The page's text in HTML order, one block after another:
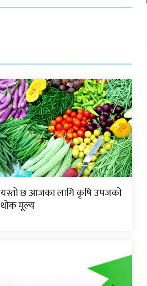
यस्तो छ आजका लागि कृषि उपजको
थोक मूल्य